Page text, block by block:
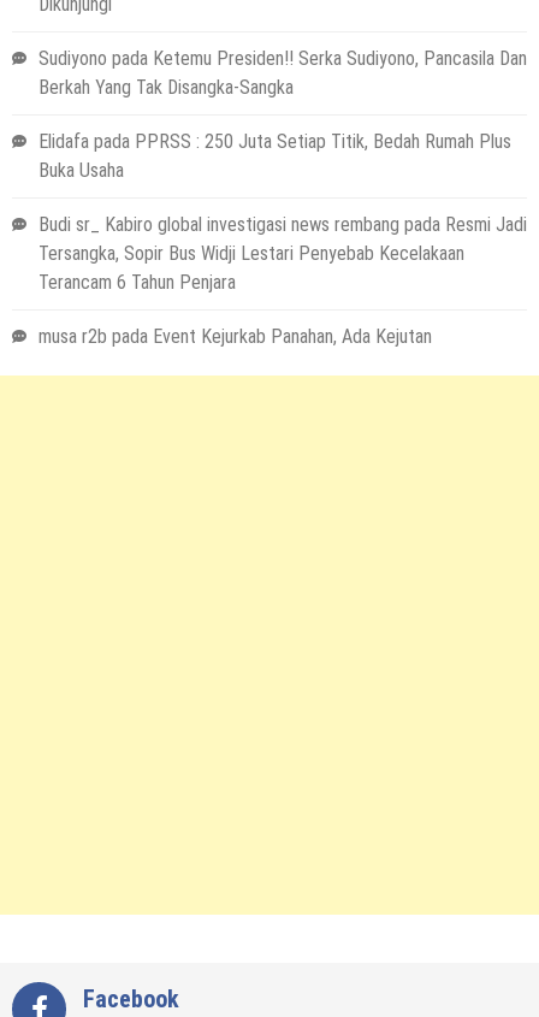
Sudiyono pada Ketemu Presiden!! Serka Sudiyono, Pancasila Dan
Berkah Yang Tak Disangka-Sangka
Elidafa pada PPRSS : 250 Juta Setiap Titik, Bedah Rumah Plus
Buka Usaha
Budi sr_ Kabiro global investigasi news rembang pada Resmi Jadi
Tersangka, Sopir Bus Widji Lestari Penyebab Kecelakaan
Terancam 6 Tahun Penjara
musa r2b pada Event Kejurkab Panahan, Ada Kejutan
Facebook